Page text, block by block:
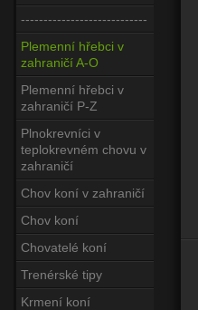
----------------------------
Plemenní hřebci v
zahraničí A-O
Plemenní hřebci v
zahraničí P-Z
Plnokrevníci v
teplokrevném chovu v
zahraničí
Chov koní v zahraničí
Chov koní
Chovatelé koní
Trenérské tipy
Krmení koní